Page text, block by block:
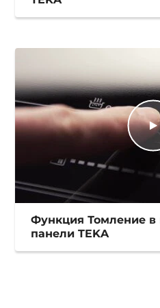
Функция Томление в
панели TEKA